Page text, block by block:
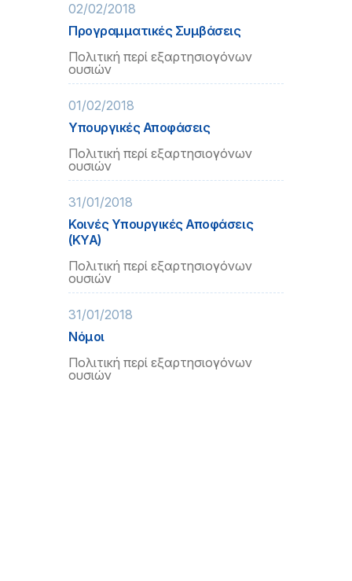
02/02/2018
Προγραμματικές Συμβάσεις
Πολιτική περί εξαρτησιογόνων
ουσιών
01/02/2018
Υπουργικές Αποφάσεις
Πολιτική περί εξαρτησιογόνων
ουσιών
31/01/2018
Κοινές Υπουργικές Αποφάσεις
(ΚΥΑ)
Πολιτική περί εξαρτησιογόνων
ουσιών
31/01/2018
Νόμοι
Πολιτική περί εξαρτησιογόνων
ουσιών